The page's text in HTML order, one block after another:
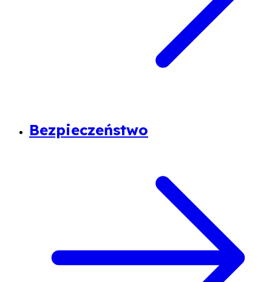
Bezpieczeństwo